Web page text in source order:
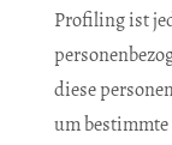
Profiling ist
diese
um